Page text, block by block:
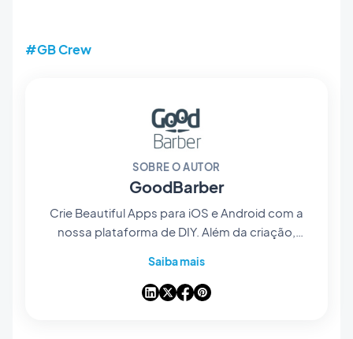
#GB Crew
SOBRE O AUTOR
GoodBarber
Crie Beautiful Apps para iOS e Android com a
nossa plataforma de DIY. Além da criação,
marketing mobile!
Saiba mais